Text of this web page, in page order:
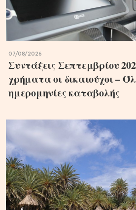
07/08/2026
Συντάξεις Σεπτεμβρίου 2026: Πότε θα
χρήματα οι δικαιούχοι –
ημερομηνίες καταβολής